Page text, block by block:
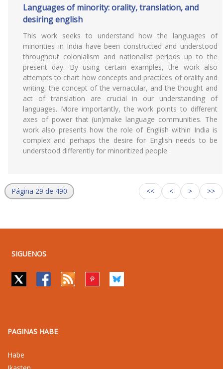
Languages of minority: orality, translation, and
desiring english
This work seeks to understand how the languages of
minorities in India have been constructed and understood
throughout colonialism and nationalist periods up to the
present day. By using certain examples, the work also
attempts to chart how concepts and practices of orality and
writing, the concept of the vernacular, and the thought and
act of translation are crucial in our understanding of
languages. More importantly, the work points to different
axes of power that (un)make language communities. The
work also presents how the role of English within India is
complex and perhaps the desire for English needs to be
understood differently for minoritized people.
Página 29 de 490 << < > >>
SIGUENOS
PAGINAS HABE
Habe